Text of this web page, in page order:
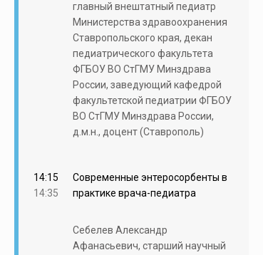
главный внештатный педиатр
Министерства здравоохранения
Ставропольского края, декан
педиатрического факультета
ФГБОУ ВО СтГМУ Минздрава
России, заведующий кафедрой
факультетской педиатрии ФГБОУ
ВО СтГМУ Минздрава России,
д.м.н., доцент (Ставрополь)
14:15
14:35
Современные энтеросорбенты в
практике врача-педиатра
Себелев Александр
Афанасьевич, старший научный